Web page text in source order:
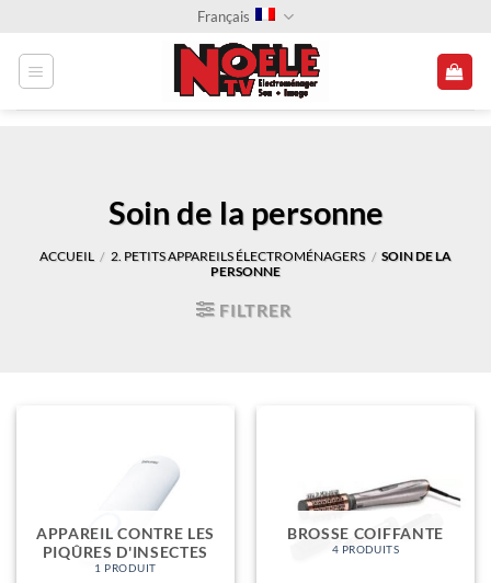
contenu
Français
Soin de la personne
ACCUEIL / 2. PETITS APPAREILS ÉLECTROMÉNAGERS / SOIN DE LA
PERSONNE
FILTRER
APPAREIL CONTRE LES
PIQÛRES D'INSECTES
1 PRODUIT
BROSSE COIFFANTE
4 PRODUITS